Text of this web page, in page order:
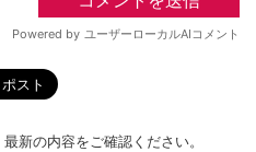
新の内容をご確認ください。